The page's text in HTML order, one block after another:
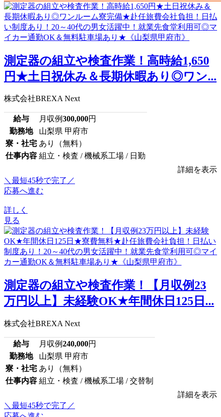
測定器の組立や検査作業！高時給1,650
円★土日祝休み＆長期休暇あり◎ワン...
株式会社BREXA Next
給与 月収例300,000円
勤務地
山梨県 甲府市
寮・社宅 あり（無料）
仕事内容 組立・検査 / 機械系工場 / 日勤
詳細を表示
＼最短45秒で完了／
応募へ進む
詳しく
見る
測定器の組立や検査作業！【月収例23
万円以上】未経験OK★年間休日125日...
株式会社BREXA Next
給与 月収例240,000円
勤務地
山梨県 甲府市
寮・社宅 あり（無料）
仕事内容 組立・検査 / 機械系工場 / 交替制
詳細を表示
＼最短45秒で完了／